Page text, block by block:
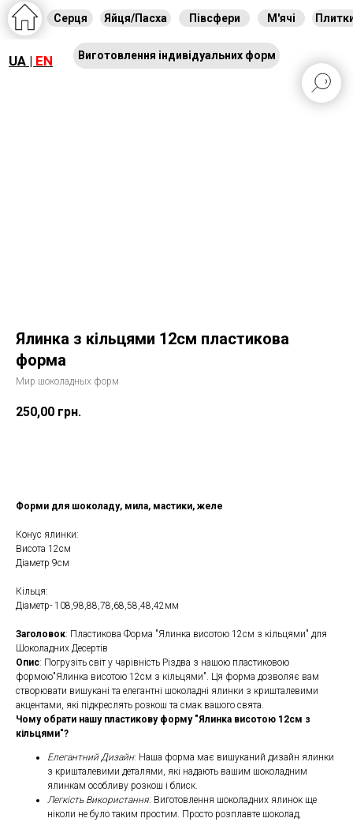
Виготовлення індивідуальних форм
Серця М'ячі
Півсфери
Яйця/Пасха
UA | EN
Ялинка з кільцями 12см пластикова
форма
Мир шоколадных форм
250,00 грн.
Форми для шоколаду, мила, мастики, желе
Конус ялинки:
Висота 12см
Діаметр 9см
Кільця:
Діаметр- 108,98,88,78,68,58,48,42мм
Заголовок: Пластикова Форма "Ялинка висотою 12см з кільцями" для
Шоколадних Десертів
Опис: Погрузіть світ у чарівність Різдва з нашою пластиковою
формою"Ялинка висотою 12см з кільцями". Ця форма дозволяє вам
створювати вишукані та елегантні шоколадні ялинки з кришталевими
акцентами, які підкреслять розкош та смак вашого свята.
Чому обрати нашу пластикову форму "Ялинка висотою 12см з
кільцями"?
Елегантний Дизайн: Наша форма має вишуканий дизайн ялинки
з кришталевими деталями, які надають вашим шоколадним
ялинкам особливу розкош і блиск.
Легкість Використання: Виготовлення шоколадних ялинок ще
ніколи не було таким простим. Просто розплавте шоколад,